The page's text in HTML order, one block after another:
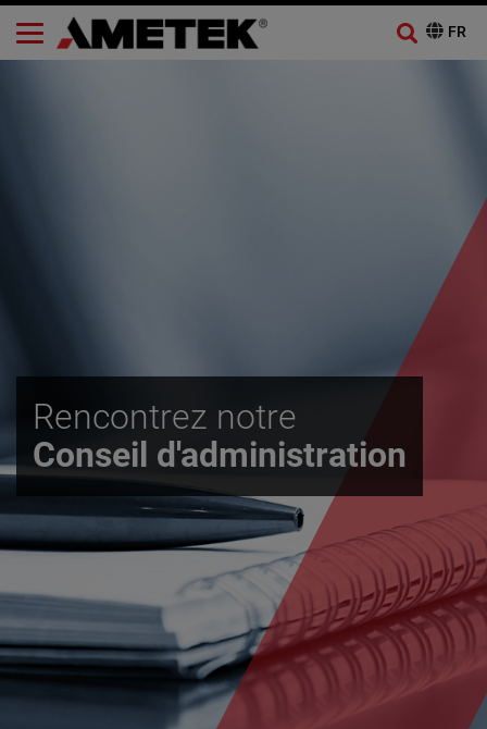
Rencontrez notre
Conseil d'administration